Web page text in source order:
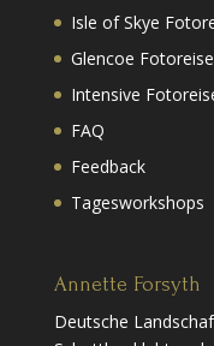
Isle of Skye
Glencoe Fotoreise
Intensive
FAQ
Feedback
Tagesworkshops
Annette Forsyth
Deutsche